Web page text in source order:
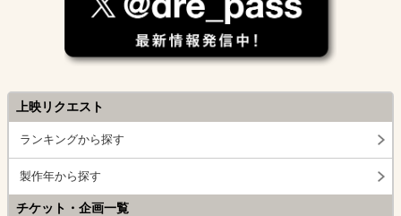
上映リクエスト
ランキングから探す
製作年から探す
チケット・企画一覧